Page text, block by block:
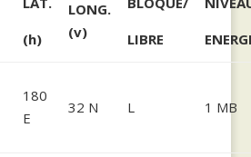
(h)
LONG.
(v)
LIBRE
180
E
32 N L 1 MB